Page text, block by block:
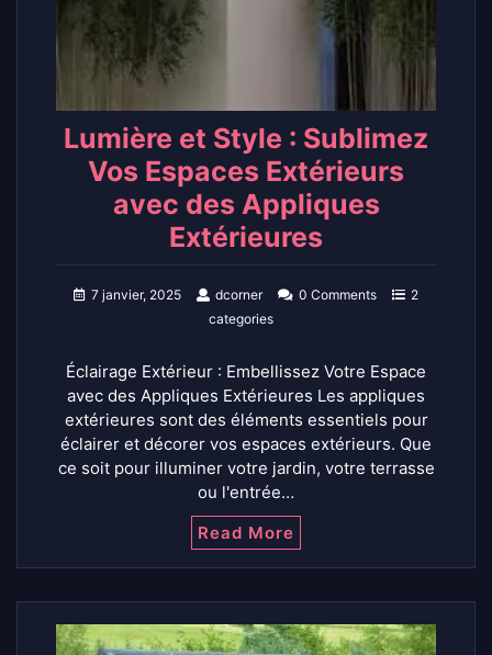
Lumière et Style : Sublimez
Vos Espaces Extérieurs
avec des Appliques
Extérieures
7 janvier, 2025 dcorner 0 Comments
2
categories
Éclairage Extérieur : Embellissez Votre Espace
avec des Appliques Extérieures Les appliques
extérieures sont des éléments essentiels pour
éclairer et décorer vos espaces extérieurs. Que
ce soit pour illuminer votre jardin, votre terrasse
ou l'entrée…
Read More